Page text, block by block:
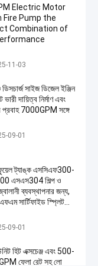
চ্যাট করুন
করুন
Electric Motor
Fire Pump the
Combination of
ফায়ার পাম্প
11-03
সাইজ ডিজেল ইঞ্জিন
ভারী দায়িত্ব নির্মাণ এবং
প্রবাহ 7000GPM সঙ্গে
ফায়ার পাম্প
09-01
ট্যাঙ্ক এসসিএফ300-
এসএস304 শিল্প ও
ব্যবস্থাপনার জন্য,
সার্টিফাইড স্প্লিট
ফায়ার পাম্প
09-01
হিট এক্সচেঞ্জ এবং 500-
ফ্লো রেট সহ লো